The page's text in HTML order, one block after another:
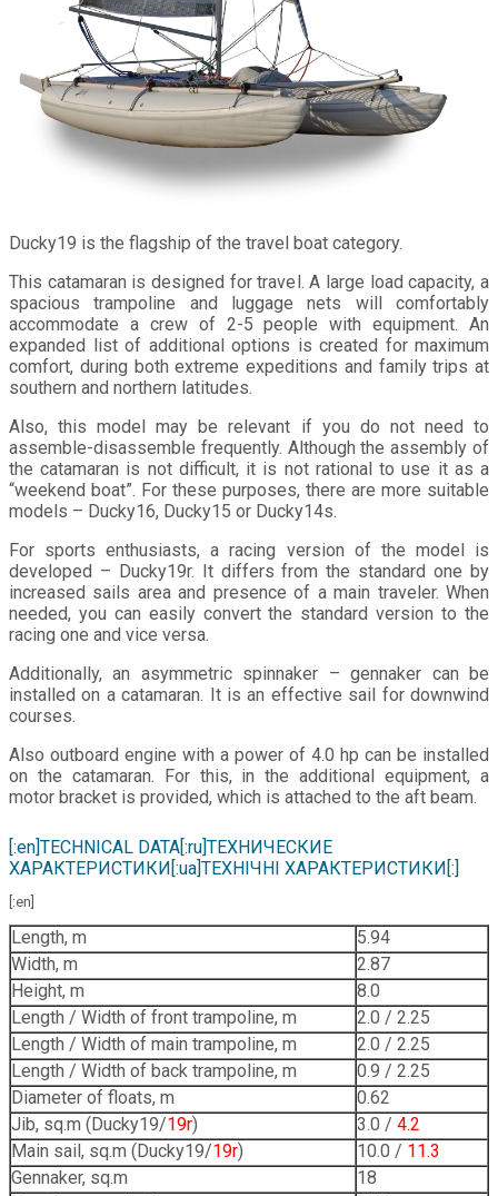
Ducky19 is the flagship of the travel boat category.
This catamaran is designed for travel. A large load capacity, a
spacious trampoline and luggage nets will comfortably
accommodate a crew of 2-5 people with equipment. An
expanded list of additional options is created for maximum
comfort, during both extreme expeditions and family trips at
southern and northern latitudes.
Also, this model may be relevant if you do not need to
assemble-disassemble frequently. Although the assembly of
the catamaran is not difficult, it is not rational to use it as a
“weekend boat”. For these purposes, there are more suitable
models – Ducky16, Ducky15 or Ducky14s.
For sports enthusiasts, a racing version of the model is
developed – Ducky19r. It differs from the standard one by
increased sails area and presence of a main traveler. When
needed, you can easily convert the standard version to the
racing one and vice versa.
Additionally, an asymmetric spinnaker – gennaker can be
installed on a catamaran. It is an effective sail for downwind
courses.
Also outboard engine with a power of 4.0 hp can be installed
on the catamaran. For this, in the additional equipment, a
motor bracket is provided, which is attached to the aft beam.
[:en]TECHNICAL DATA[:ru]ТЕХНИЧЕСКИЕ
ХАРАКТЕРИСТИКИ[:ua]ТЕХНІЧНІ ХАРАКТЕРИСТИКИ[:]
[:en]
Length, m
5.94
Width, m
2.87
Height, m
8.0
Length / Width of front trampoline, m
2.0 / 2.25
Length / Width of main trampoline, m
2.0 / 2.25
Length / Width of back trampoline, m
0.9 / 2.25
Diameter of floats, m
0.62
Jib, sq.m (Ducky19/19r) 3.0 / 4.2
Main sail, sq.m (Ducky19/19r) 10.0 / 11.3
Gennaker, sq.m
18